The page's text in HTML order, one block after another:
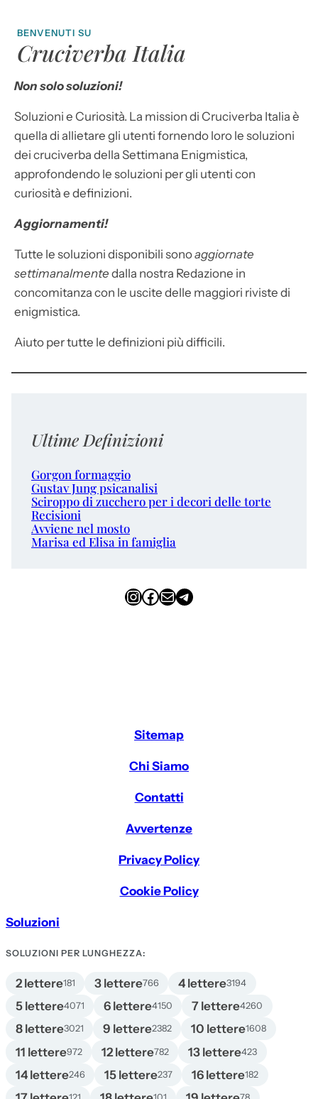
BENVENUTI SU
Cruciverba Italia
Non solo soluzioni!
Soluzioni e Curiosità. La mission di Cruciverba Italia è
quella di allietare gli utenti fornendo loro le soluzioni
dei cruciverba della Settimana Enigmistica,
approfondendo le soluzioni per gli utenti con
curiosità e definizioni.
Aggiornamenti!
Tutte le soluzioni disponibili sonoaggiornate
settimanalmente dalla nostra Redazione in
concomitanza con le uscite delle maggiori riviste di
enigmistica.
Aiuto per tutte le definizioni più difficili.
Ultime Definizioni
Gorgon formaggio
Gustav Jung psicanalisi
Sciroppo di zucchero per i decori delle torte
Recisioni
Avviene nel mosto
Marisa ed Elisa in famiglia
InstagramFacebook Email Telegram
Sitemap
Chi Siamo
Contatti
Avvertenze
Privacy Policy
Cookie Policy
Soluzioni
SOLUZIONI PER LUNGHEZZA:
2 lettere181 3 lettere766 4 lettere3194
5 lettere4071 6 lettere4150 7 lettere4260
8 lettere3021 9 lettere2382 10 lettere1608
11 lettere972 12 lettere782 13 lettere423
14 lettere246 15 lettere237 16 lettere182